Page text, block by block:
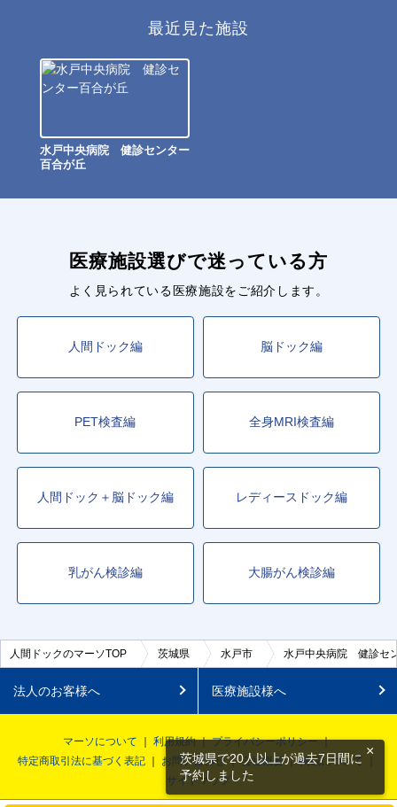
最近見た施設
水戸中央病院 健診センター
百合が丘
医療施設選びで迷っている方
よく見られている医療施設をご紹介します。
人間ドック編 脳ドック編
PET検査編 全身MRI検査編
人間ドック＋脳ドック編 レディースドック編
乳がん検診編 大腸がん検診編
人間ドックのマーソTOP 茨城県 水戸市 水戸中央病院 健診セ
法人のお客様へ 医療施設様へ
マーソについて 利用規約
プライバシーポリシー
特定商取引法に基づく表記
お問い合わせ 会社概要
掲載について
サイトマップ
茨城県で20人以上が過去7日間に
予約しました
×